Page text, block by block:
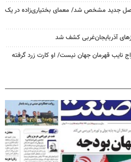
جدید مشخص شد/ معمای بختیاری‌زاده در یک
نایب قهرمان جهان نیست/ او کارت زرد گرفته